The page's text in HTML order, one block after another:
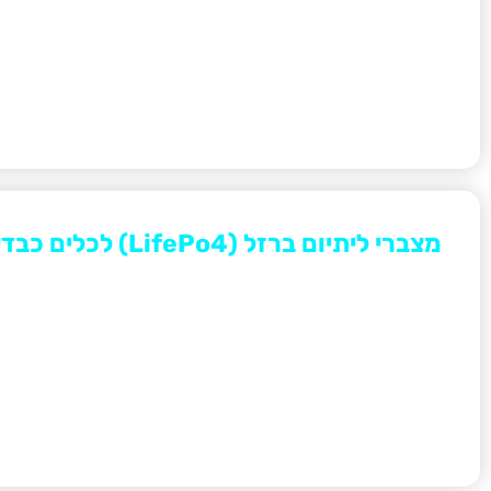
מצברי ליתיום ברזל (LifePo4) לכלים כבדים